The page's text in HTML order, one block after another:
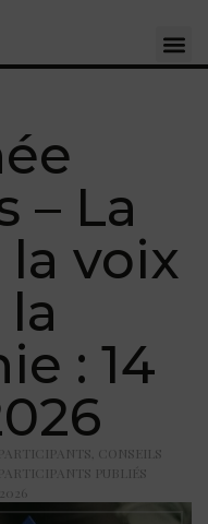
– La
voix
: 14
CONSEILS
PARTICIPANTS PUBLIÉS